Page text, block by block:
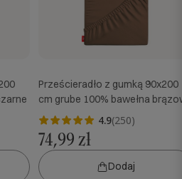
Prześcieradło z gumką 90x200
cm grube 100% bawełna
4.9(250)
74,99 zł
Dodaj